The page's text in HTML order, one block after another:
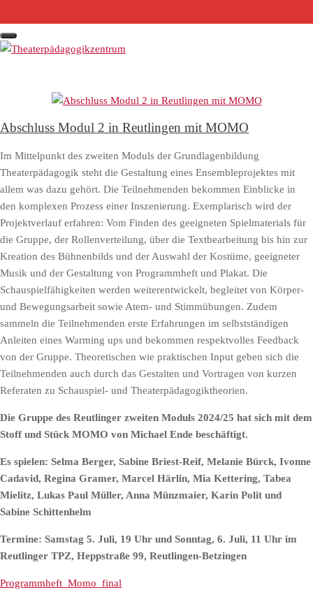
k
i
o
t
e
n
t
Abschluss Modul 2 in Reutlingen mit MOMO
Im Mittelpunkt des zweiten Moduls der Grundlagenbildung
Theaterpädagogik steht die Gestaltung eines Ensembleprojektes mit
allem was dazu gehört. Die Teilnehmenden bekommen Einblicke in
den komplexen Prozess einer Inszenierung. Exemplarisch wird der
Projektverlauf erfahren: Vom Finden des geeigneten Spielmaterials für
die Gruppe, der Rollenverteilung, über die Textbearbeitung bis hin zur
Kreation des Bühnenbilds und der Auswahl der Kostüme, geeigneter
Musik und der Gestaltung von Programmheft und Plakat. Die
Schauspielfähigkeiten werden weiterentwickelt, begleitet von Körper-
und Bewegungsarbeit sowie Atem- und Stimmübungen. Zudem
sammeln die Teilnehmenden erste Erfahrungen im selbstständigen
Anleiten eines Warming ups und bekommen respektvolles Feedback
von der Gruppe. Theoretischen wie praktischen Input geben sich die
Teilnehmenden auch durch das Gestalten und Vortragen von kurzen
Referaten zu Schauspiel- und Theaterpädagogiktheorien.
Die Gruppe des Reutlinger zweiten Moduls 2024/25 hat sich mit dem
Stoff und Stück MOMO von Michael Ende beschäftigt.
Es spielen: Selma Berger, Sabine Briest-Reif, Melanie Bürck, Ivonne
Cadavid, Regina Gramer, Marcel Härlin, Mia Kettering, Tabea
Mielitz, Lukas Paul Müller, Anna Münzmaier, Karin Polit und
Sabine Schittenhelm
Termine: Samstag 5. Juli, 19 Uhr und Sonntag, 6. Juli, 11 Uhr im
Reutlinger TPZ, Heppstraße 99, Reutlingen-Betzingen
Programmheft_Momo_final